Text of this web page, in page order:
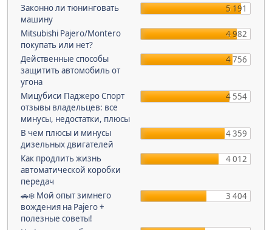
Законно ли тюнинговать
машину
5 191
Mitsubishi Pajero/Montero
покупать или нет?
4 982
Действенные способы
защитить автомобиль от
угона
4 756
Мицубиси Паджеро Спорт
отзывы владельцев: все
минусы, недостатки, плюсы
4 554
В чем плюсы и минусы
дизельных двигателей
4 359
Как продлить жизнь
автоматической коробки
передач
4 012
🚗❄️ Мой опыт зимнего
вождения на Pajero +
полезные советы!
3 404